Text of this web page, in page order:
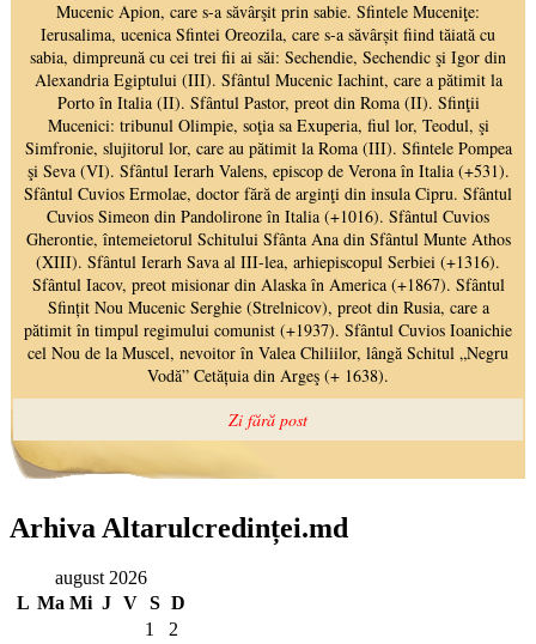
Arhiva Altarulcredinței.md
august 2026
L Ma Mi J V S D
1
2